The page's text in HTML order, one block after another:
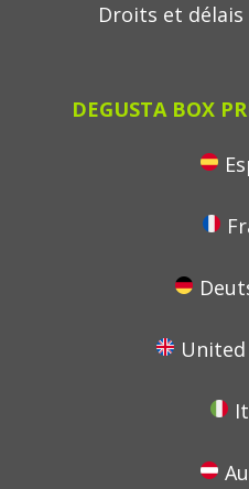
Droits et
DEGUSTA BOX